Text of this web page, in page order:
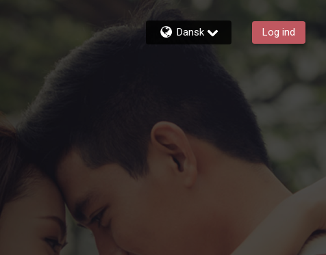
Dansk Log ind